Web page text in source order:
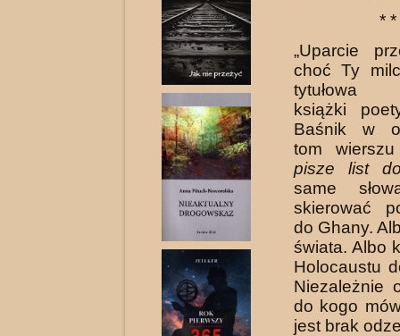
* *
„Uparcie
choć Ty
tytułowa
książki
Baśnik w
tom
pisze list
same
skierować
do Ghany.
świata. Albo
Holocaustu
Niezależnie
do kogo
jest brak